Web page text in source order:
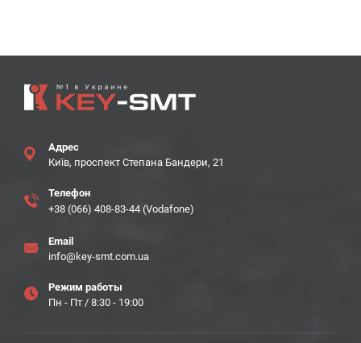
Адрес
Київ, проспект Степана Бандери, 21
Телефон
+38 (066) 408-83-44 (Vodafone)
Email
info@key-smt.com.ua
Режим работы
Пн - Пт / 8:30 - 19:00